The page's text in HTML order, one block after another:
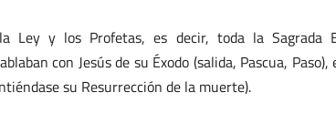
Ley y los Profetas, es decir, toda la Sagrada
con Jesús de su Éxodo (salida, Pascua,
su Resurrección de la muerte).